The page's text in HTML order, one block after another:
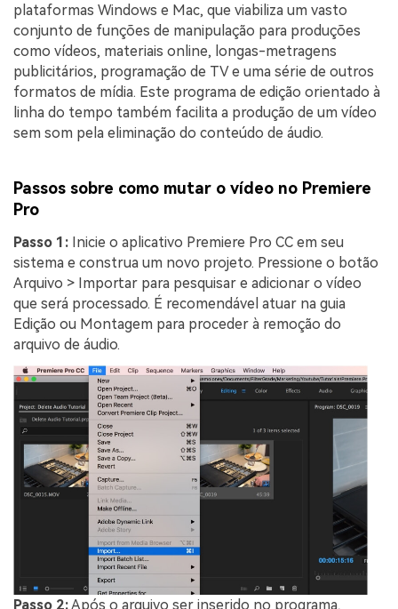
plataformas Windows e Mac, que viabiliza um vasto
conjunto de funções de manipulação para produções
como vídeos, materiais online, longas-metragens
publicitários, programação de TV e uma série de outros
formatos de mídia. Este programa de edição orientado à
linha do tempo também facilita a produção de um vídeo
sem som pela eliminação do conteúdo de áudio.
Passos sobre como mutar o vídeo no Premiere
Pro
Passo 1: Inicie o aplicativo Premiere Pro CC em seu
sistema e construa um novo projeto. Pressione o botão
Arquivo > Importar para pesquisar e adicionar o vídeo
que será processado. É recomendável atuar na guia
Edição ou Montagem para proceder à remoção do
arquivo de áudio.
Passo 2:Após o arquivo ser inserido no programa,